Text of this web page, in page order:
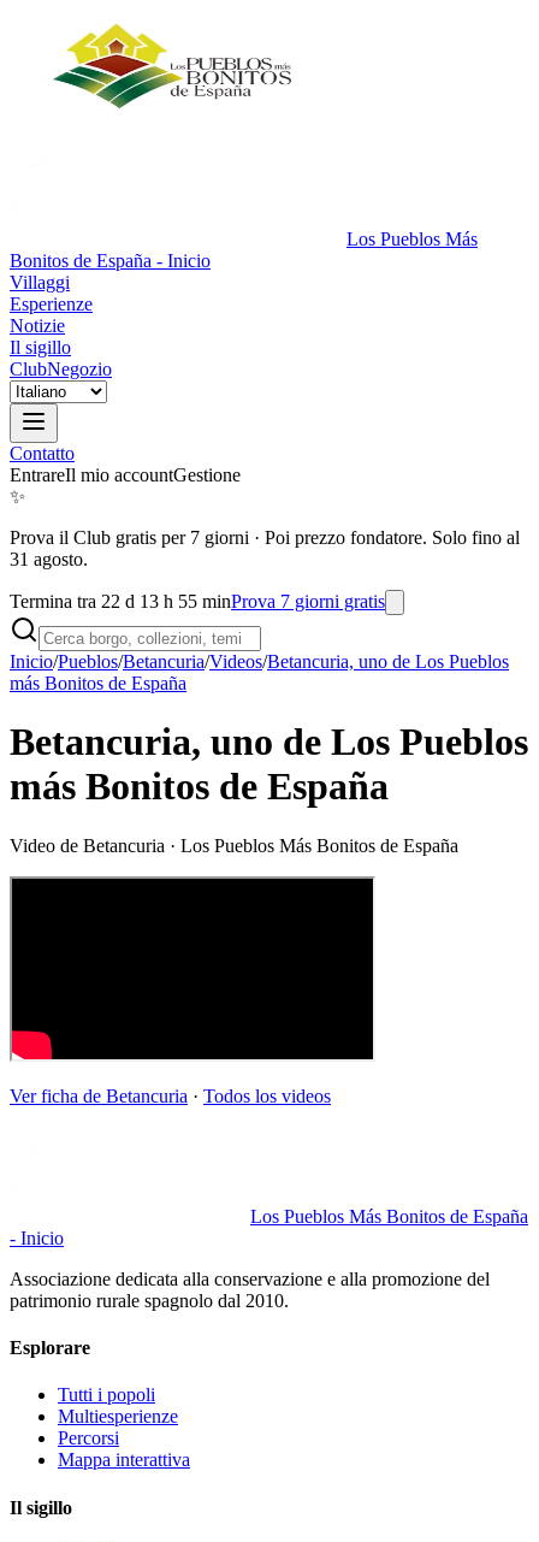
Los Pueblos Más
Bonitos de España - Inicio
Villaggi
Esperienze
Notizie
Il sigillo
ClubNegozio
Contatto
EntrareIl mio accountGestione
✨
Prova il Club gratis per 7 giorni · Poi prezzo fondatore. Solo fino al
31 agosto.
Termina tra 22 d 13 h 55 minProva 7 giorni gratis
Inicio/Pueblos/Betancuria/Videos/Betancuria, uno de Los Pueblos
más Bonitos de España
Betancuria, uno de Los Pueblos
más Bonitos de España
Video de Betancuria · Los Pueblos Más Bonitos de España
Ver ficha de Betancuria · Todos los videos
Los Pueblos Más Bonitos de España
- Inicio
Associazione dedicata alla conservazione e alla promozione del
patrimonio rurale spagnolo dal 2010.
Esplorare
Tutti i popoli
Multiesperienze
Percorsi
Mappa interattiva
Il sigillo